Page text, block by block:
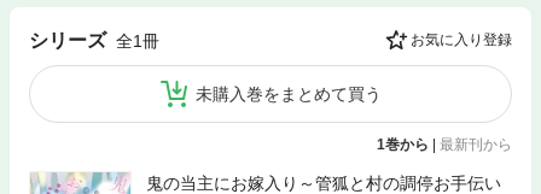
シリーズ 全1冊 お気に入り登録
未購入巻をまとめて買う
1巻から | 最新刊から
鬼の当主にお嫁入り～管狐と村の調停お手伝い